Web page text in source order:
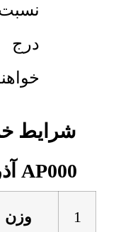
درج
شرایط
AP000 آذرخش و نحوه ارسال
1 وزن